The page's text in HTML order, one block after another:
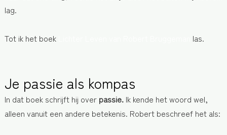
lag.
Tot ik het boek las.
Je passie als kompas
In dat boek schrijft hij over passie. Ik kende het woord wel,
alleen vanuit een andere betekenis. Robert beschreef het als: